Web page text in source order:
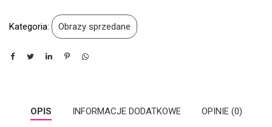
Kategoria: Obrazy sprzedane
OPIS INFORMACJE DODATKOWE OPINIE (0)